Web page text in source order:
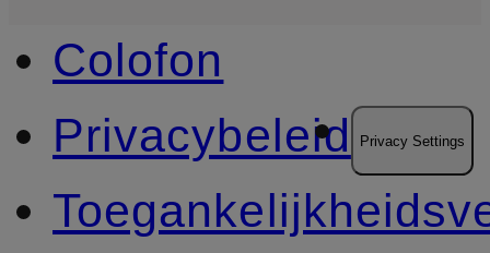
Colofon
Privacybeleid
Privacy Settings